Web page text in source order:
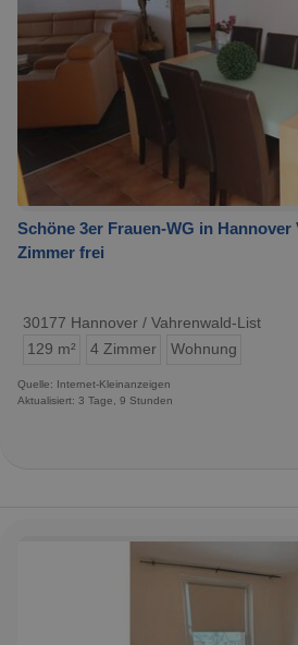
Schöne 3er Frauen-WG in Hannover
Zimmer frei
30177 Hannover / Vahrenwald-List
129 m²
4 Zimmer Wohnung
Quelle: Internet-Kleinanzeigen
Aktualisiert: 3 Tage, 9 Stunden